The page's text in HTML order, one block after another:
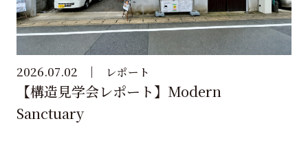
2026.07.02 レポート
【構造見学会レポート】Modern
Sanctuary